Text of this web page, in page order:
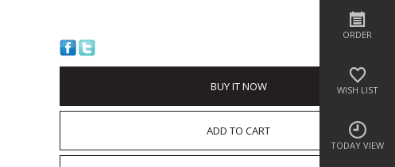
ORDER
WISH LIST
TODAY VIEW
BUY IT NOW
ADD TO CART